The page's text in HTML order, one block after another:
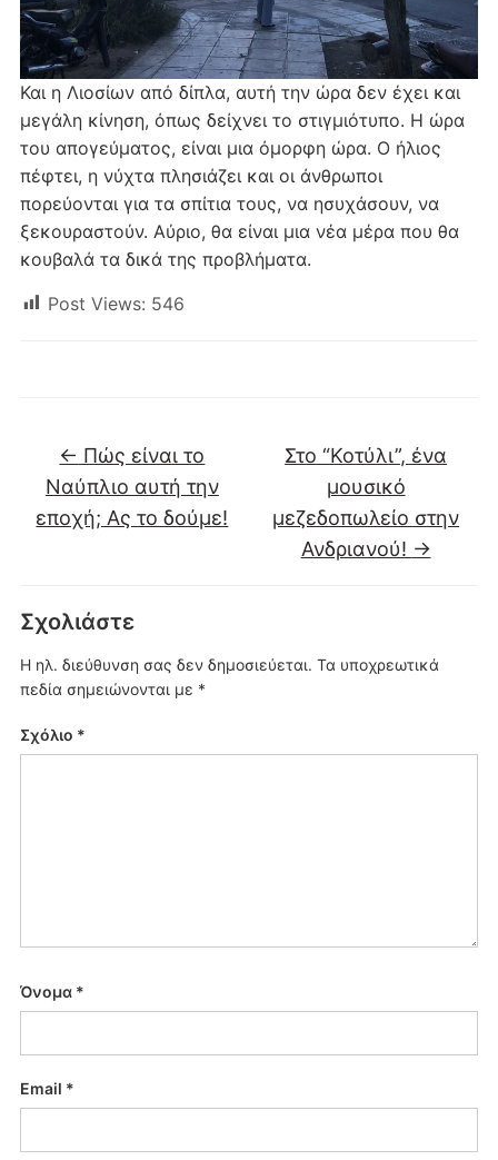
Και η Λιοσίων από δίπλα, αυτή την ώρα δεν έχει και
μεγάλη κίνηση, όπως δείχνει το στιγμιότυπο. Η ώρα
του απογεύματος, είναι μια όμορφη ώρα. Ο ήλιος
πέφτει, η νύχτα πλησιάζει και οι άνθρωποι
πορεύονται για τα σπίτια τους, να ησυχάσουν, να
ξεκουραστούν. Αύριο, θα είναι μια νέα μέρα που θα
κουβαλά τα δικά της προβλήματα.
Post Views: 546
← Πώς είναι το
Ναύπλιο αυτή την
εποχή; Ας το δούμε!
Στο “Κοτύλι”, ένα
μουσικό
μεζεδοπωλείο στην
Ανδριανού! →
Σχολιάστε
Η ηλ. διεύθυνση σας δεν δημοσιεύεται. Τα υποχρεωτικά
πεδία σημειώνονται με *
Σχόλιο *
Όνομα *
Email *